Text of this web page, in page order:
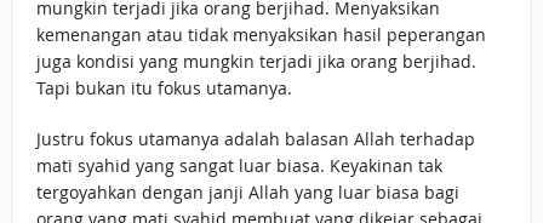
mungkin terjadi jika orang berjihad. Menyaksikan
kemenangan atau tidak menyaksikan hasil peperangan
juga kondisi yang mungkin terjadi jika orang berjihad.
Tapi bukan itu fokus utamanya.
Justru fokus utamanya adalah balasan Allah terhadap
mati syahid yang sangat luar biasa. Keyakinan tak
tergoyahkan dengan janji Allah yang luar biasa bagi